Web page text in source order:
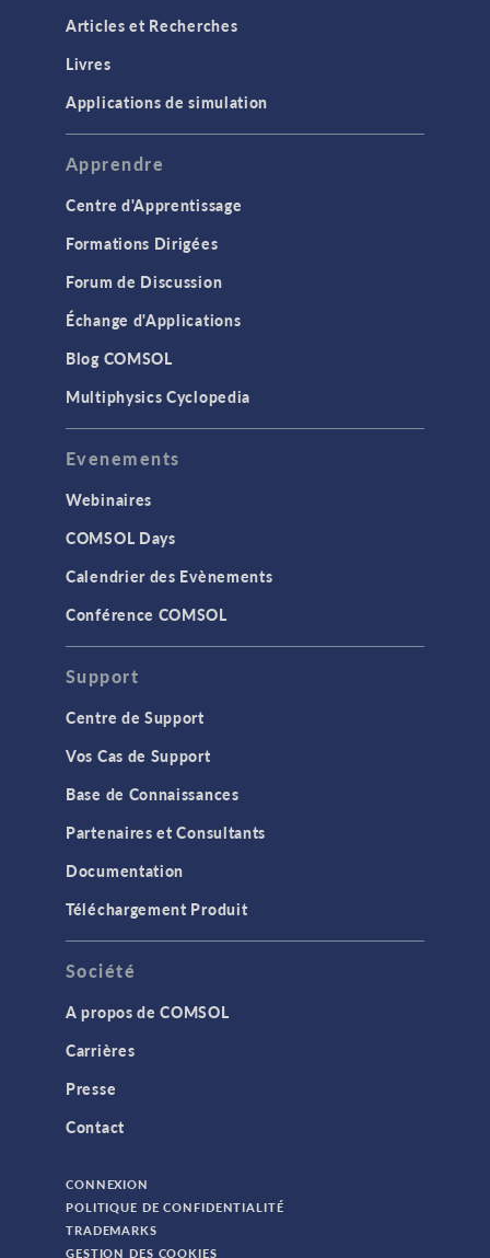
Articles et Recherches
Livres
Applications de simulation
Apprendre
Centre d'Apprentissage
Formations Dirigées
Forum de Discussion
Échange d'Applications
Blog COMSOL
Multiphysics Cyclopedia
Evenements
Webinaires
COMSOL Days
Calendrier des Evènements
Conférence COMSOL
Support
Centre de Support
Vos Cas de Support
Base de Connaissances
Partenaires et Consultants
Documentation
Téléchargement Produit
Société
A propos de COMSOL
Carrières
Presse
Contact
CONNEXION
POLITIQUE DE CONFIDENTIALITÉ
TRADEMARKS
GESTION DES COOKIES